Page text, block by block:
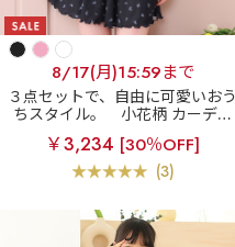
8/17(月)15:59まで
３点セットで、自由に可愛いおう
ちスタイル。
小花柄 カーディ
ガン付き 長袖 3点セット
￥3,234 [30％OFF]
(3)